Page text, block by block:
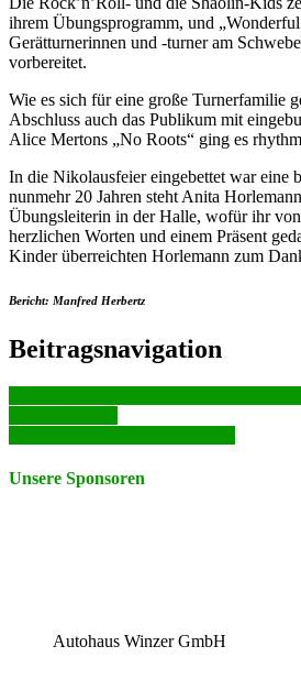
ihrem Übungsprogramm, und
Gerätturnerinnen und -turner am
vorbereitet.
Wie es sich für eine große Turnerfamilie
Abschluss auch das Publikum mit
Alice Mertons „No Roots“ ging es
In die Nikolausfeier eingebettet war eine
nunmehr 20 Jahren steht Anita
Übungsleiterin in der Halle, wofür ihr
herzlichen Worten und einem Präsent
Kinder überreichten Horlemann zum
Bericht: Manfred Herbertz
Beitragsnavigation
Unsere Sponsoren
Autohaus Winzer GmbH